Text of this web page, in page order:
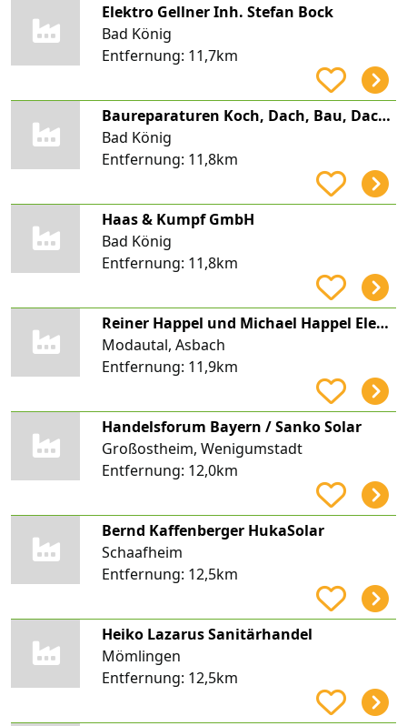
Elektro Gellner Inh. Stefan Bock
Bad König
Entfernung: 11,7km
Baureparaturen Koch, Dach, Bau, Dachfenster,Asbestsanierung
Bad König
Entfernung: 11,8km
Haas & Kumpf GmbH
Bad König
Entfernung: 11,8km
Reiner Happel und Michael Happel Elektrotechnik
Modautal, Asbach
Entfernung: 11,9km
Handelsforum Bayern / Sanko Solar
Großostheim, Wenigumstadt
Entfernung: 12,0km
Bernd Kaffenberger HukaSolar
Schaafheim
Entfernung: 12,5km
Heiko Lazarus Sanitärhandel
Mömlingen
Entfernung: 12,5km